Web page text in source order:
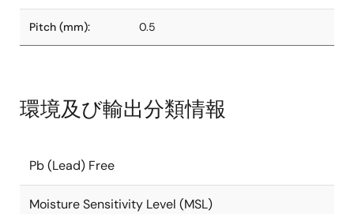
Pitch (mm): 0.5
環境及び輸出分類情報
Pb (Lead) Free
Moisture Sensitivity Level (MSL)